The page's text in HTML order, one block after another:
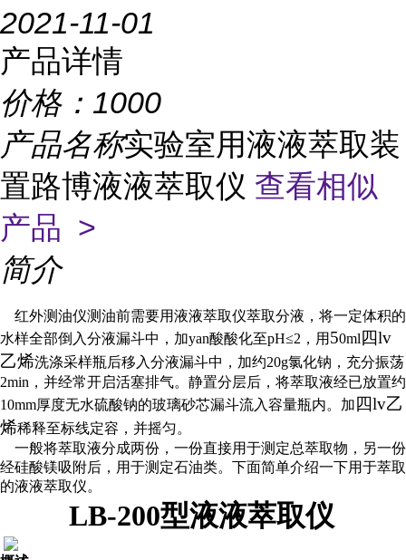
2021-11-01
产品详情
价格： 1000
产品名称实验室用液液萃取装
置路博液液萃取仪 查看相似
产品 >
简介
红外测油仪测油前需要用液液萃取仪萃取分液，将一定体积的
水样全部倒入分液漏斗中，加yan酸酸化至pH≤2 ，用 50ml 四lv
乙烯洗涤采样瓶后移入分液漏斗中，加约20g氯化钠，充分振荡
2min ，并经常开启活塞排气。静置分层后，将萃取液经已放置约
10mm厚度无水硫酸钠的玻璃砂芯漏斗流入容量瓶内。加 四lv乙
烯稀释至标线定容，并摇匀。
一般将萃取液分成两份，一份直接用于测定总萃取物，另一份
经硅酸镁吸附后，用于测定石油类。下面简单介绍一下用于萃取
的液液萃取仪。
LB-200型液液萃取仪